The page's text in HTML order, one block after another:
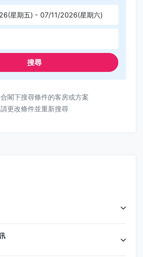
星期五) - 07/11/2026(星期六)
搜尋
閣下搜尋條件的客房或方案
請更改條件並重新搜尋